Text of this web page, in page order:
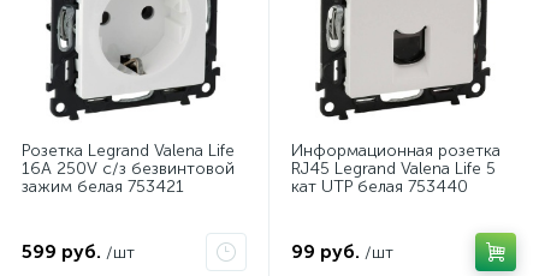
Розетка Legrand Valena Life
16A 250V с/з безвинтовой
зажим белая 753421
599 руб. /шт
Информационная розетка
RJ45 Legrand Valena Life 5
кат UTP белая 753440
99 руб. /шт